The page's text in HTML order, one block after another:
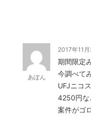
あぽん
2017年11
期間限定
今調べて
UFJニコ
4250円な
案件がゴ